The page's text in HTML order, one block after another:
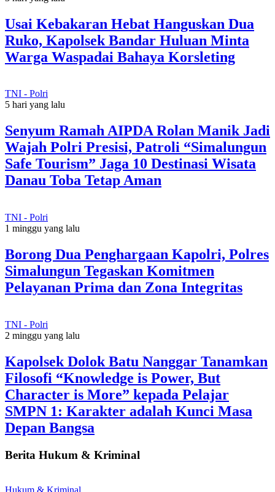
Usai Kebakaran Hebat Hanguskan Dua
Ruko, Kapolsek Bandar Huluan Minta
Warga Waspadai Bahaya Korsleting
TNI - Polri
5 hari yang lalu
Senyum Ramah AIPDA Rolan Manik Jadi
Wajah Polri Presisi, Patroli “Simalungun
Safe Tourism” Jaga 10 Destinasi Wisata
Danau Toba Tetap Aman
TNI - Polri
1 minggu yang lalu
Borong Dua Penghargaan Kapolri, Polres
Simalungun Tegaskan Komitmen
Pelayanan Prima dan Zona Integritas
TNI - Polri
2 minggu yang lalu
Kapolsek Dolok Batu Nanggar Tanamkan
Filosofi “Knowledge is Power, But
Character is More” kepada Pelajar
SMPN 1: Karakter adalah Kunci Masa
Depan Bangsa
Berita Hukum & Kriminal
Hukum & Kriminal